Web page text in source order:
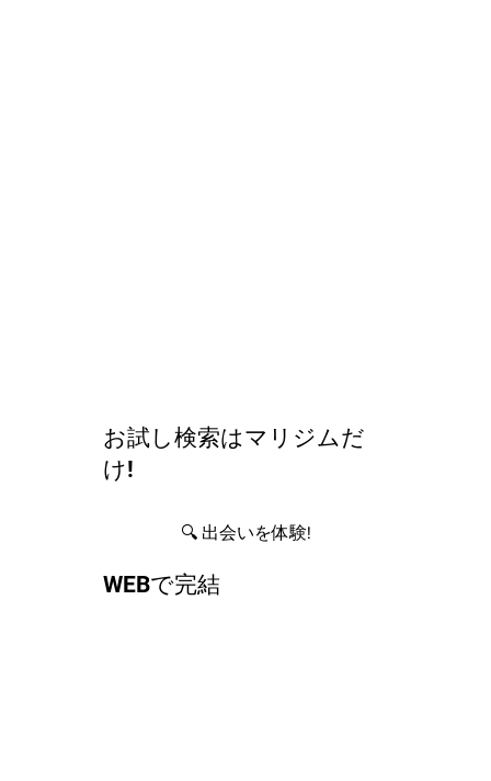
お試し検索はマリジムだ
け!
🔍 出会いを体験!
WEBで完結